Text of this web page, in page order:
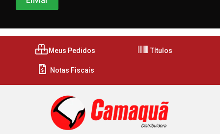
Meus Pedidos Títulos
Notas Fiscais